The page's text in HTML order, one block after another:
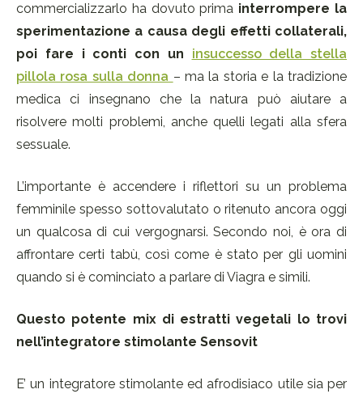
commercializzarlo ha dovuto prima interrompere la
sperimentazione a causa degli effetti collaterali,
poi fare i conti con un insuccesso della stella
pillola rosa sulla donna – ma la storia e la tradizione
medica ci insegnano che la natura può aiutare a
risolvere molti problemi, anche quelli legati alla sfera
sessuale.
L’importante è accendere i riflettori su un problema
femminile spesso sottovalutato o ritenuto ancora oggi
un qualcosa di cui vergognarsi. Secondo noi, è ora di
affrontare certi tabù, così come è stato per gli uomini
quando si è cominciato a parlare di Viagra e simili.
Questo potente mix di estratti vegetali lo trovi
nell’integratore stimolante Sensovit
E’ un integratore stimolante ed afrodisiaco utile sia per